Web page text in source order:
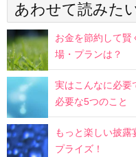
あわせて読みた
お金を節約して賢
場・プランは？
実はこんなに必
必要な5つのこと
もっと楽しい披
プライズ！